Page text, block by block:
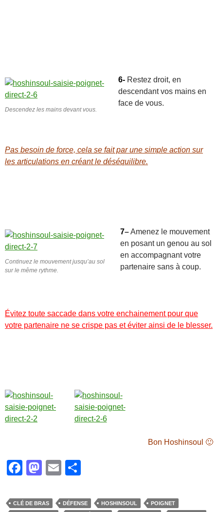
Descendez les mains devant vous.
6- Restez droit, en
descendant vos mains en
face de vous.
Pas besoin de force, cela se fait par une simple action sur
les articulations en créant le déséquilibre.
Continuez le mouvement jusqu’au sol
sur le même rythme.
7–Amenez le mouvement
en posant un genou au sol
en accompagnant votre
partenaire sans à coup.
Évitez toute saccade dans votre enchainement pour que
votre partenaire ne se crispe pas et éviter ainsi de le blesser.
Bon Hoshinsoul 🙂
F
c
M
st
E
ail ta
CLÉ DE BRAS DÉFENSE HOSHINSOUL POIGNET